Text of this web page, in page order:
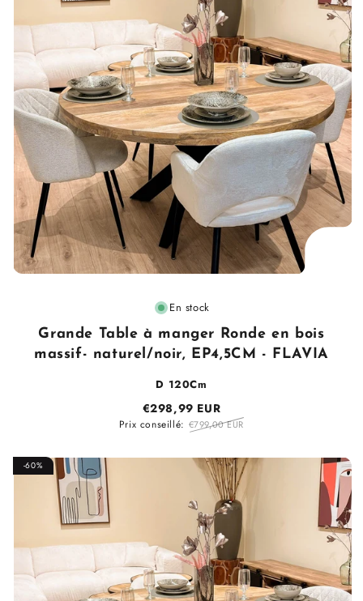
t
i
o
n
Fournisseur
En stock
Grande Table à manger Ronde en bois
massif- naturel/noir, EP4,5CM - FLAVIA
D 120Cm
€298,99 EUR
Prix conseillé: €799,00 EUR
-60%